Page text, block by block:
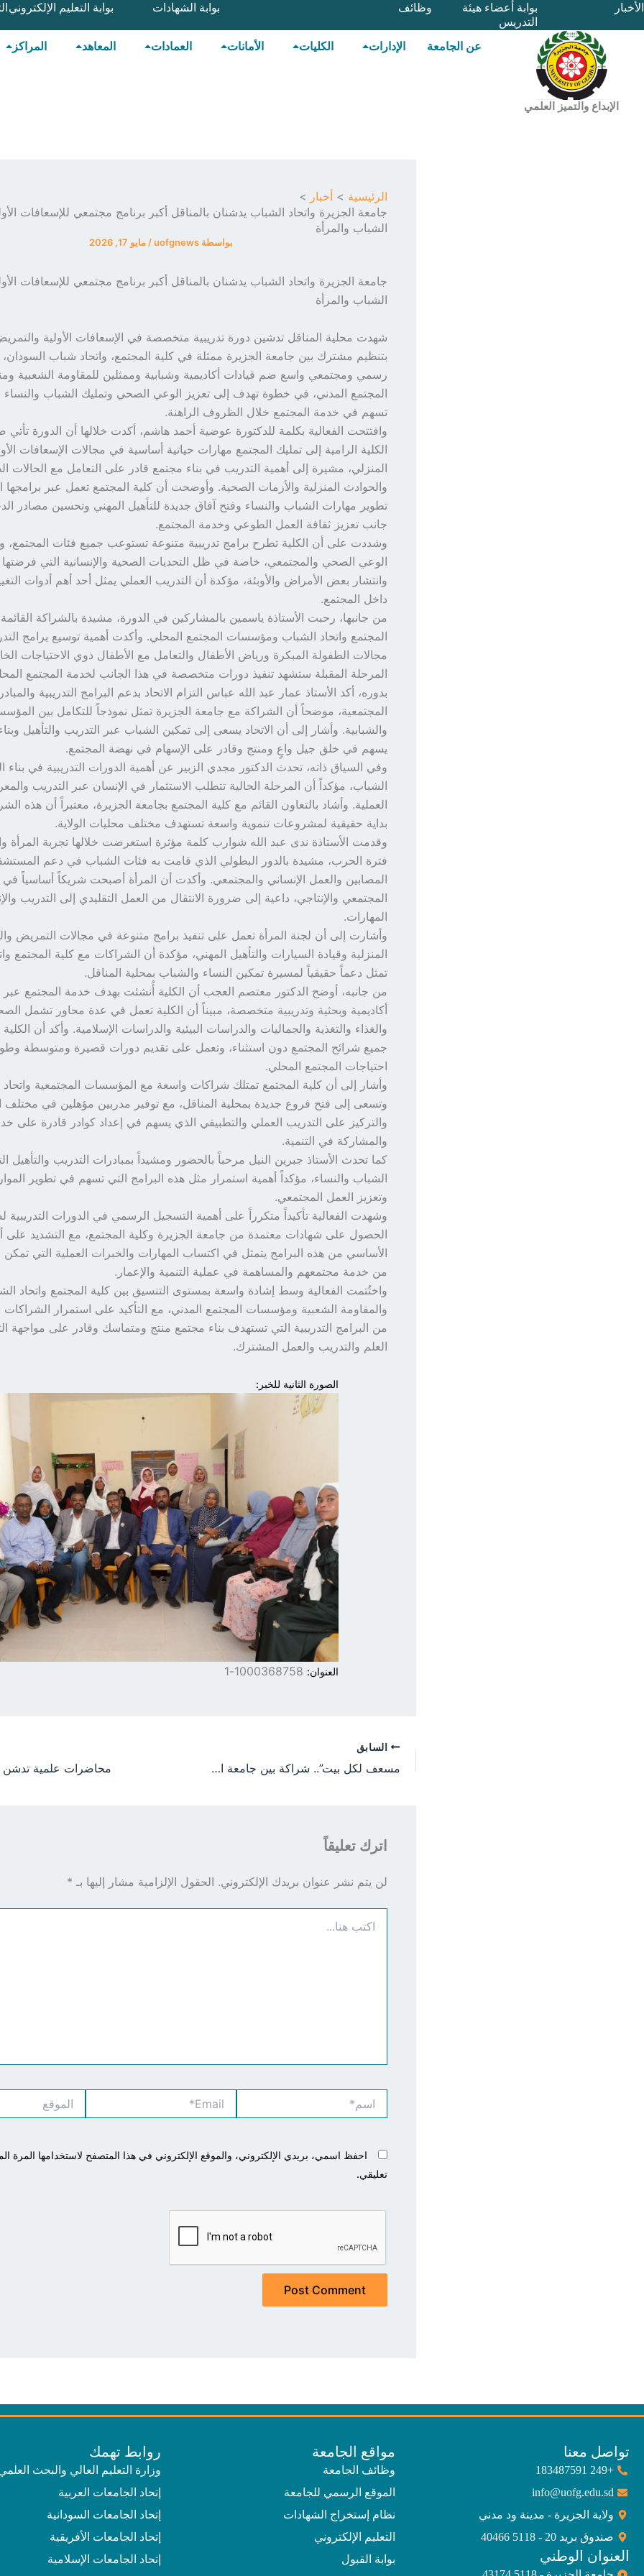
تخطي
إلى
الأخبار
بوابة أعضاء هيئة
التدريس
وظائف بوابة الشهادات بوابة التعليم الإلكتروني
الإبداع والتميز العلمي
عن الجامعة الإدارات الكليات الأمانات العمادات المعاهد المراكز
الرئيسية
أخبار
جامعة الجزيرة واتحاد الشباب يدشنان بالمناقل أكبر برنامج مجتمعي للإسعافات
الشباب والمرأة
بواسطة uofgnews
/مايو 17, 2026
جامعة الجزيرة واتحاد الشباب يدشنان بالمناقل أكبر برنامج مجتمعي للإسعافات
الشباب والمرأة
شهدت محلية المناقل تدشين دورة تدريبية متخصصة في الإسعافات الأولية
بتنظيم مشترك بين جامعة الجزيرة ممثلة في كلية المجتمع، واتحاد شباب
رسمي ومجتمعي واسع ضم قيادات أكاديمية وشبابية وممثلين للمقاومة الشعبية
المجتمع المدني، في خطوة تهدف إلى تعزيز الوعي الصحي وتمليك الشباب والنساء
تسهم في خدمة المجتمع خلال الظروف الراهنة.
وافتتحت الفعالية بكلمة للدكتورة عوضية أحمد هاشم، أكدت خلالها أن الدورة
الكلية الرامية إلى تمليك المجتمع مهارات حياتية أساسية في مجالات الإسعافات
المنزلي، مشيرة إلى أهمية التدريب في بناء مجتمع قادر على التعامل مع الحالات
والحوادث المنزلية والأزمات الصحية. وأوضحت أن كلية المجتمع تعمل عبر برامجها
تطوير مهارات الشباب والنساء وفتح آفاق جديدة للتأهيل المهني وتحسين مصادر
جانب تعزيز ثقافة العمل الطوعي وخدمة المجتمع.
وشددت على أن الكلية تطرح برامج تدريبية متنوعة تستوعب جميع فئات
الوعي الصحي والمجتمعي، خاصة في ظل التحديات الصحية والإنسانية التي
وانتشار بعض الأمراض والأوبئة، مؤكدة أن التدريب العملي يمثل أحد أهم أدوات
داخل المجتمع.
من جانبها، رحبت الأستاذة ياسمين بالمشاركين في الدورة، مشيدة بالشراكة
المجتمع واتحاد الشباب ومؤسسات المجتمع المحلي. وأكدت أهمية توسيع برامج
مجالات الطفولة المبكرة ورياض الأطفال والتعامل مع الأطفال ذوي الاحتياجات
المرحلة المقبلة ستشهد تنفيذ دورات متخصصة في هذا الجانب لخدمة المجتمع
بدوره، أكد الأستاذ عمار عبد الله عباس التزام الاتحاد بدعم البرامج التدريبية
المجتمعية، موضحاً أن الشراكة مع جامعة الجزيرة تمثل نموذجاً للتكامل بين
والشبابية. وأشار إلى أن الاتحاد يسعى إلى تمكين الشباب عبر التدريب والتأهيل
يسهم في خلق جيل واعٍ ومنتج وقادر على الإسهام في نهضة المجتمع.
وفي السياق ذاته، تحدث الدكتور مجدي الزبير عن أهمية الدورات التدريبية في بناء
الشباب، مؤكداً أن المرحلة الحالية تتطلب الاستثمار في الإنسان عبر التدريب
العملية. وأشاد بالتعاون القائم مع كلية المجتمع بجامعة الجزيرة، معتبراً أن هذه
بداية حقيقية لمشروعات تنموية واسعة تستهدف مختلف محليات الولاية.
وقدمت الأستاذة ندى عبد الله شوارب كلمة مؤثرة استعرضت خلالها تجربة المرأة
فترة الحرب، مشيدة بالدور البطولي الذي قامت به فئات الشباب في دعم
المصابين والعمل الإنساني والمجتمعي. وأكدت أن المرأة أصبحت شريكاً أساسياً في
المجتمعي والإنتاجي، داعية إلى ضرورة الانتقال من العمل التقليدي إلى التدريب
المهارات.
وأشارت إلى أن لجنة المرأة تعمل على تنفيذ برامج متنوعة في مجالات التمريض
المنزلية وقيادة السيارات والتأهيل المهني، مؤكدة أن الشراكات مع كلية المجتمع
تمثل دعماً حقيقياً لمسيرة تمكين النساء والشباب بمحلية المناقل.
من جانبه، أوضح الدكتور معتصم العجب أن الكلية أُنشئت بهدف خدمة المجتمع عبر
أكاديمية وبحثية وتدريبية متخصصة، مبيناً أن الكلية تعمل في عدة محاور تشمل
والغذاء والتغذية والجماليات والدراسات البيئية والدراسات الإسلامية. وأكد أن
جميع شرائح المجتمع دون استثناء، وتعمل على تقديم دورات قصيرة ومتوسطة
احتياجات المجتمع المحلي.
وأشار إلى أن كلية المجتمع تمتلك شراكات واسعة مع المؤسسات المجتمعية واتحاد
وتسعى إلى فتح فروع جديدة بمحلية المناقل، مع توفير مدربين مؤهلين في مختلف
والتركيز على التدريب العملي والتطبيقي الذي يسهم في إعداد كوادر قادرة على
والمشاركة في التنمية.
كما تحدث الأستاذ جبرين النيل مرحباً بالحضور ومشيداً بمبادرات التدريب والتأهيل
الشباب والنساء، مؤكداً أهمية استمرار مثل هذه البرامج التي تسهم في تطوير
وتعزيز العمل المجتمعي.
وشهدت الفعالية تأكيداً متكرراً على أهمية التسجيل الرسمي في الدورات التدريبية
الحصول على شهادات معتمدة من جامعة الجزيرة وكلية المجتمع، مع التشديد على
الأساسي من هذه البرامج يتمثل في اكتساب المهارات والخبرات العملية التي تمكن
من خدمة مجتمعهم والمساهمة في عملية التنمية والإعمار.
واختُتمت الفعالية وسط إشادة واسعة بمستوى التنسيق بين كلية المجتمع واتحاد
والمقاومة الشعبية ومؤسسات المجتمع المدني، مع التأكيد على استمرار الشراكات
من البرامج التدريبية التي تستهدف بناء مجتمع منتج ومتماسك وقادر على مواجهة
العلم والتدريب والعمل المشترك.
الصورة الثانية للخبر:
العنوان: 1000368758-1
السابق
مسعف لكل بيت”.. شراكة بين جامعة الجزيرة واتحاد شباب السودان لتعزيز الإسعاف المجتمعي بريف الجزيرة
اترك تعليقاً
لن يتم نشر عنوان بريدك الإلكتروني. الحقول الإلزامية مشار إليها بـ *
هنا...
احفظ اسمي، بريدي الإلكتروني، والموقع الإلكتروني في هذا المتصفح لاستخدامها المرة
تعليقي.
تواصل معنا
+249 183487591
info@uofg.edu.sd
ولاية الجزيرة - مدينة ود مدني
صندوق بريد 20 - 5118 40466
العنوان الوطني
مواقع الجامعة
وظائف الجامعة
الموقع الرسمي للجامعة
نظام إستخراج الشهادات
التعليم الإلكتروني
بوابة القبول
روابط تهمك
وزارة التعليم العالي والبحث
إتحاد الجامعات العربية
إتحاد الجامعات السودانية
إتحاد الجامعات الأفريقية
إتحاد الجامعات الإسلامية